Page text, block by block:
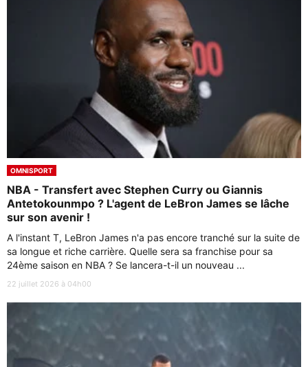
OMNISPORT
NBA - Transfert avec Stephen Curry ou Giannis
Antetokounmpo ? L'agent de LeBron James se lâche
sur son avenir !
A l'instant T, LeBron James n'a pas encore tranché sur la suite de
sa longue et riche carrière. Quelle sera sa franchise pour sa
24ème saison en NBA ? Se lancera-t-il un nouveau ...
22 juillet 2026 à 04h00